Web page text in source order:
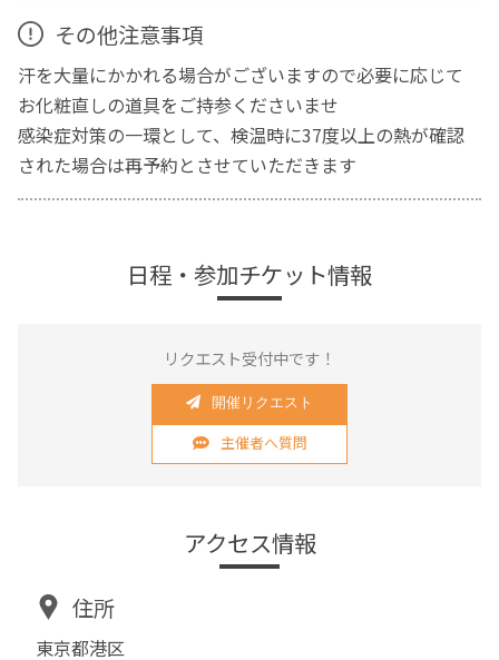
その他注意事項
汗を大量にかかれる場合がございますので必要に応じて
お化粧直しの道具をご持参くださいませ
感染症対策の一環として、検温時に37度以上の熱が確認
された場合は再予約とさせていただきます
日程・参加チケット情報
リクエスト受付中です！
開催リクエスト
主催者へ質問
アクセス情報
住所
東京都港区